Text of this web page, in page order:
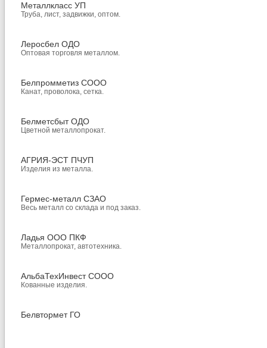
Металлкласс УП
Труба, лист, задвижки, оптом.
Леросбел ОДО
Оптовая торговля металлом.
Белпромметиз СООО
Канат, проволока, сетка.
Белметсбыт ОДО
Цветной металлопрокат.
АГРИЯ-ЭСТ ПЧУП
Изделия из металла.
Гермес-металл СЗАО
Весь металл со склада и под заказ.
Ладья ООО ПКФ
Металлопрокат, автотехника.
АльбаТехИнвест СООО
Кованные изделия.
Белвтормет ГО